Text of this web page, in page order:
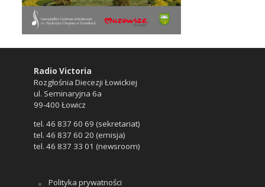
Radio Victoria
Rozgłośnia Diecezji Łowickiej
ul. Seminaryjna 6a
99-400 Łowicz
tel. 46 837 60 69 (sekretariat)
tel. 46 837 60 20 (emisja)
tel. 46 837 33 01 (newsroom)
Polityka prywatności